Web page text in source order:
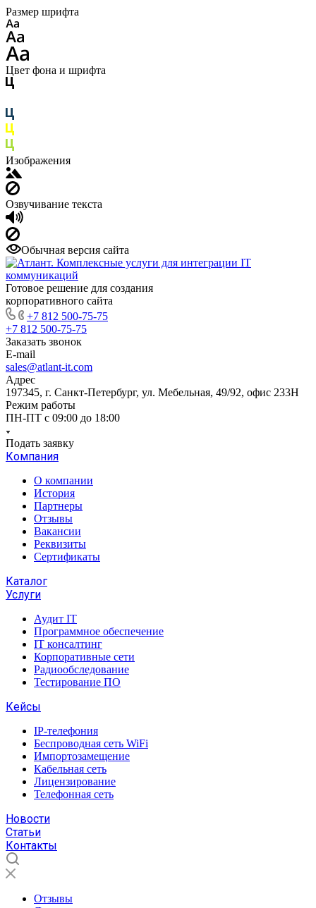
Размер шрифта
Цвет фона и шрифта
Изображения
Озвучивание текста
Обычная версия сайта
Готовое решение для создания
корпоративного сайта
+7 812 500-75-75
+7 812 500-75-75
Заказать звонок
E-mail
sales@atlant-it.com
Адрес
197345, г. Санкт-Петербург, ул. Мебельная, 49/92, офис 233Н
Режим работы
ПН-ПТ с 09:00 до 18:00
Подать заявку
Компания
О компании
История
Партнеры
Отзывы
Вакансии
Реквизиты
Сертификаты
Каталог
Услуги
Аудит IT
Программное обеспечение
IT консалтинг
Корпоративные сети
Радиообследование
Тестирование ПО
Кейсы
IP-телефония
Беспроводная сеть WiFi
Импортозамещение
Кабельная сеть
Лицензирование
Телефонная сеть
Новости
Статьи
Контакты
Отзывы